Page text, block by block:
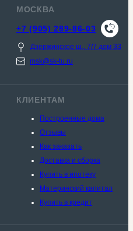
МОСКВА
+7 (905) 289-86-03
Дзержинское ш., 7/7 дом 33
msk@sk-tu.ru
КЛИЕНТАМ
Построенные дома
Отзывы
Как заказать
Доставка и сборка
Купить в ипотеку
Материнский капитал
Купить в кредит